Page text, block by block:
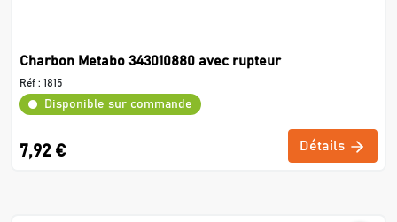
Charbon Metabo 343010880 avec rupteur
Réf : 1815
Disponible sur commande
7,92 € Détails